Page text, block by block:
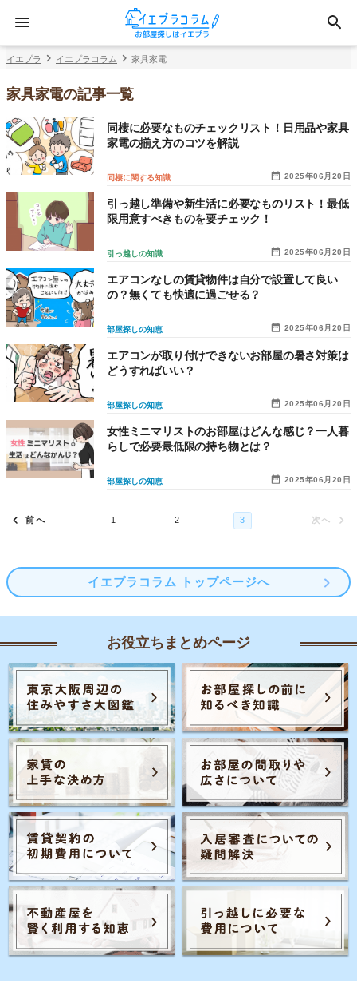
イエプラ イエプラコラム 家具家電
家具家電の記事一覧
2025年06月20日
同棲に関する知識
同棲に必要なものチェックリスト！日用品や家具
家電の揃え方のコツを解説
2025年06月20日
引っ越しの知識
引っ越し準備や新生活に必要なものリスト！最低
限用意すべきものを要チェック！
2025年06月20日
部屋探しの知恵
エアコンなしの賃貸物件は自分で設置して良い
の？無くても快適に過ごせる？
2025年06月20日
部屋探しの知恵
エアコンが取り付けできないお部屋の暑さ対策は
どうすればいい？
2025年06月20日
部屋探しの知恵
女性ミニマリストのお部屋はどんな感じ？一人暮
らしで必要最低限の持ち物とは？
Posts navigation 1 2 3
イエプラコラム トップページへ
お役立ちまとめページ